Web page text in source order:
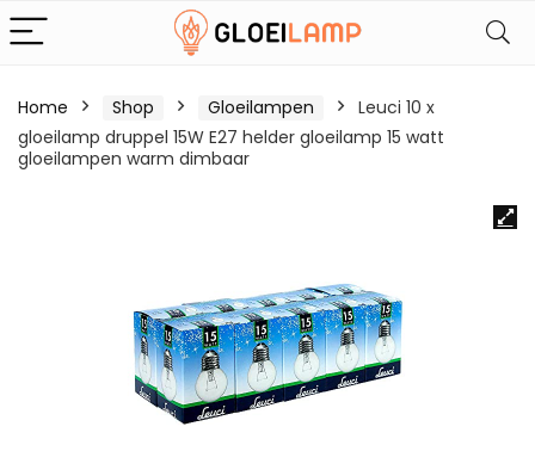
Home Shop Gloeilampen
Leuci 10 x
gloeilamp druppel 15W E27 helder gloeilamp 15 watt
gloeilampen warm dimbaar